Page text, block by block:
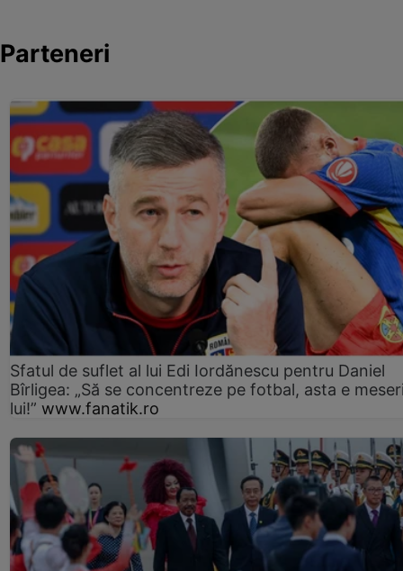
Parteneri
Sfatul de suflet al lui Edi Iordănescu pentru Daniel
Bîrligea: „Să se concentreze pe fotbal, asta e
lui!” www.fanatik.ro